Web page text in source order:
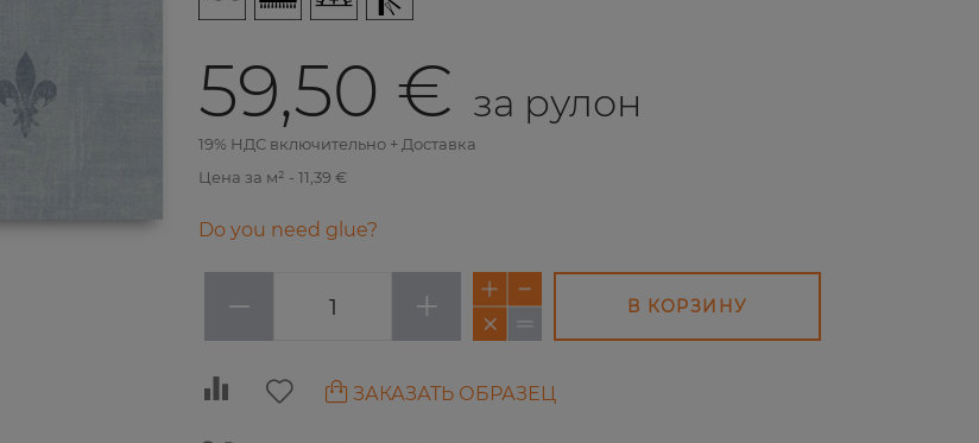
59,50 € за рулон
19% НДС включительно + Доставка
Цена за м² - 11,39 €
Do you need glue?
− + В КОРЗИНУ
ЗАКАЗАТЬ ОБРАЗЕЦ